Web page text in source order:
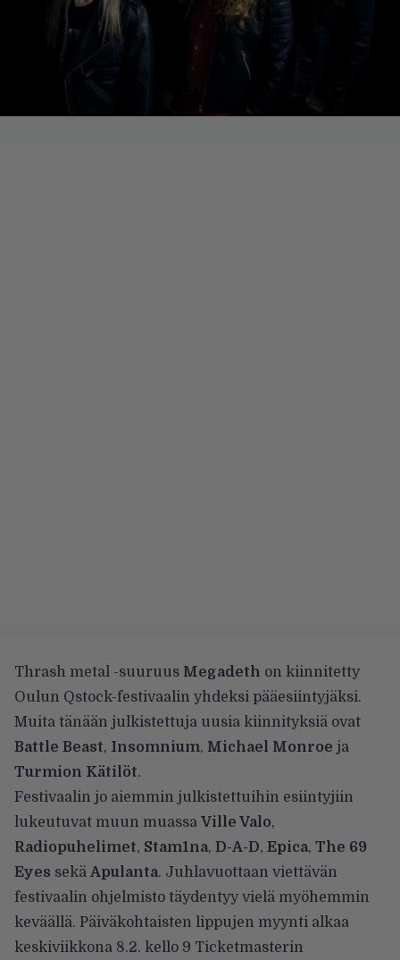
Thrash metal -suuruus Megadeth on kiinnitetty
Oulun Qstock-festivaalin yhdeksi pääesiintyjäksi.
Muita tänään julkistettuja uusia kiinnityksiä ovat
Battle Beast, Insomnium, Michael Monroe ja
Turmion Kätilöt.
Festivaalin jo aiemmin julkistettuihin esiintyjiin
lukeutuvat muun muassa Ville Valo,
Radiopuhelimet, Stam1na, D-A-D, Epica, The 69
Eyes sekä Apulanta. Juhlavuottaan viettävän
festivaalin ohjelmisto täydentyy vielä myöhemmin
keväällä. Päiväkohtaisten lippujen myynti alkaa
keskiviikkona 8.2. kello 9 Ticketmasterin